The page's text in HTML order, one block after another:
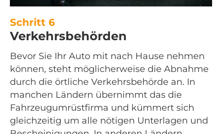
Schritt 6
Verkehrsbehörden
Bevor Sie Ihr Auto mit nach Hause nehmen
können, steht möglicherweise die Abnahme
durch die örtliche Verkehrsbehörde an. In
manchen Ländern übernimmt das die
Fahrzeugumrüstfirma und kümmert sich
gleichzeitig um alle nötigen Unterlagen und